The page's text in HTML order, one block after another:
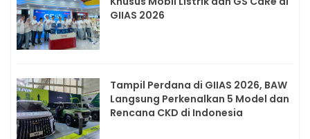
GIIAS 2026
Tampil Perdana di GIIAS 2026, BAW
Langsung Perkenalkan 5 Model dan
Rencana CKD di Indonesia